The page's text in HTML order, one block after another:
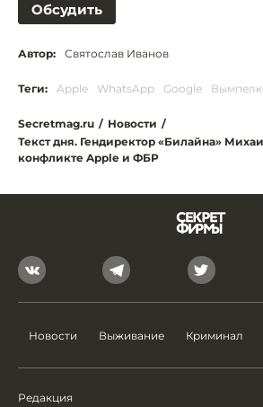
Обсудить
Автор: Святослав Иванов
Теги: Apple WhatsApp Google
Secretmag.ru / Новости /
Текст дня. Гендиректор «Билайна»
конфликте Apple и ФБР
Новости Выживание Криминал
Редакция